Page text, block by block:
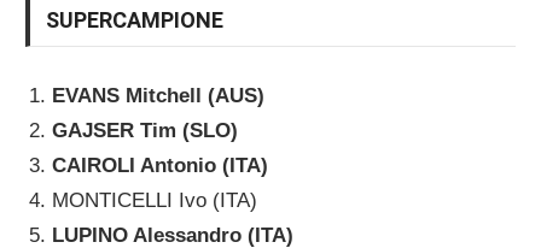
SUPERCAMPIONE
EVANS Mitchell (AUS)
GAJSER Tim (SLO)
CAIROLI Antonio (ITA)
MONTICELLI Ivo (ITA)
LUPINO Alessandro (ITA)